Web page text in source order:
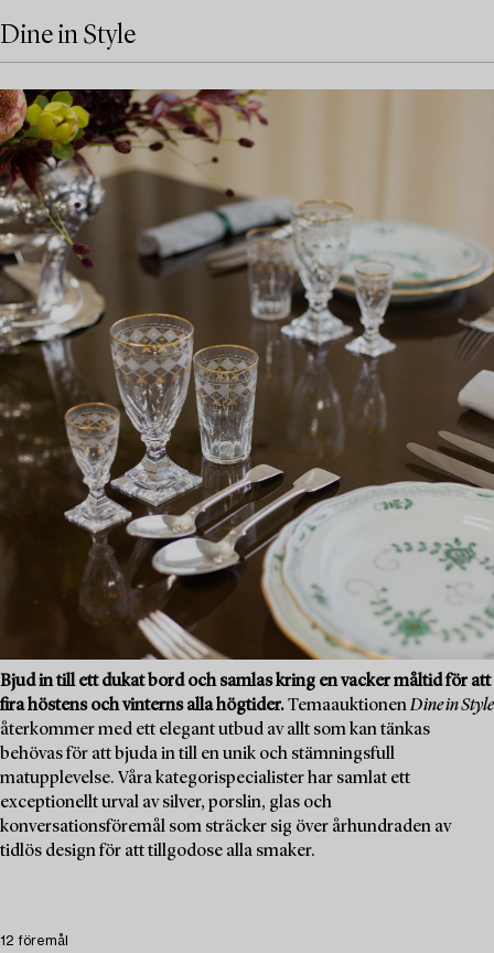
Dine in Style
Bjud in till ett dukat bord och samlas kring en vacker måltid för att
fira höstens och vinterns alla högtider.TemaauktionenDine in Style
återkommer med ett elegant utbud av allt som kan tänkas
behövas för att bjuda in till en unik och stämningsfull
matupplevelse. Våra kategorispecialister har samlat ett
exceptionellt urval av silver, porslin, glas och
konversationsföremål som sträcker sig över århundraden av
tidlös design för att tillgodose alla smaker.
12 föremål